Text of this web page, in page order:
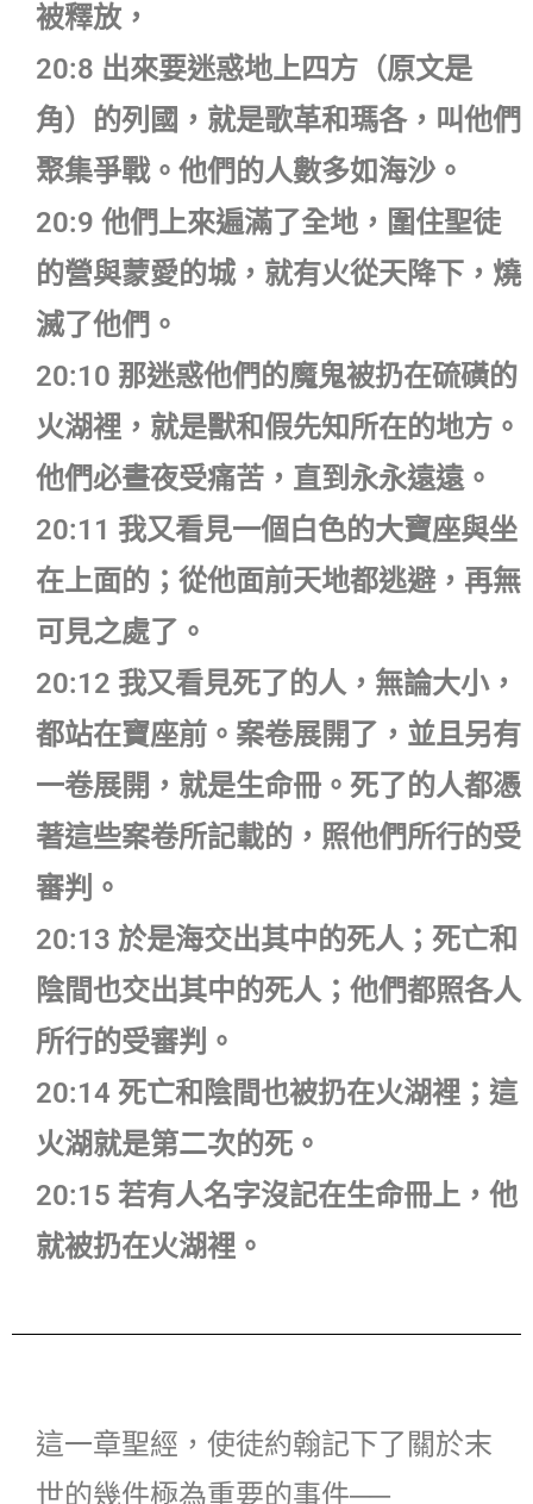
被釋放，
20:8 出來要迷惑地上四方（原文是
角）的列國，就是歌革和瑪各，叫他們
聚集爭戰。他們的人數多如海沙。
20:9 他們上來遍滿了全地，圍住聖徒
的營與蒙愛的城，就有火從天降下，燒
滅了他們。
20:10 那迷惑他們的魔鬼被扔在硫磺的
火湖裡，就是獸和假先知所在的地方。
他們必晝夜受痛苦，直到永永遠遠。
20:11 我又看見一個白色的大寶座與坐
在上面的；從他面前天地都逃避，再無
可見之處了。
20:12 我又看見死了的人，無論大小，
都站在寶座前。案卷展開了，並且另有
一卷展開，就是生命冊。死了的人都憑
著這些案卷所記載的，照他們所行的受
審判。
20:13 於是海交出其中的死人；死亡和
陰間也交出其中的死人；他們都照各人
所行的受審判。
20:14 死亡和陰間也被扔在火湖裡；這
火湖就是第二次的死。
20:15 若有人名字沒記在生命冊上，他
就被扔在火湖裡。
這一章聖經，使徒約翰記下了關於末
世的幾件極為重要的事件──